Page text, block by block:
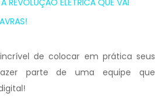
A REVOLUÇÃO ELÉTRICA QUE VAI
de colocar em prática seus
parte de uma equipe que